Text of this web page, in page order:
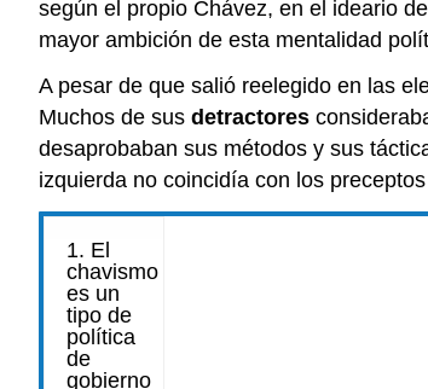
según el propio Chávez, en el ideario
mayor ambición de esta mentalidad
A pesar de que salió reelegido en las
Muchos de sus detractores
desaprobaban sus métodos y sus
izquierda no coincidía con los